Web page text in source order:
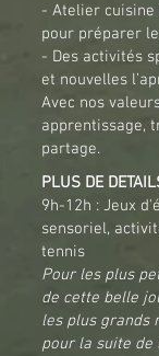
- Atelier
pour préparer
- Des activités
et nouvelles
Avec nos
apprentissage,
partage.
PLUS DE
9h-12h : Jeux
sensoriel,
tennis
Pour les plus
de cette belle
les plus grands
pour la suite de